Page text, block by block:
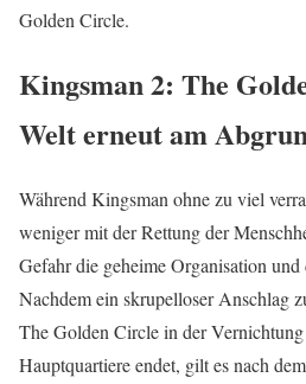
Golden Circle.
Kingsman 2: The
Welt erneut am
Während Kingsman ohne zu viel
weniger mit der Rettung der
Gefahr die geheime Organisation und
Nachdem ein skrupelloser Anschlag
The Golden Circle in der
Hauptquartiere endet, gilt es nach